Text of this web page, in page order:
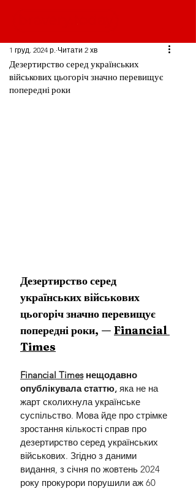
Дезертирство серед українських
військових цьогоріч значно перевищує
попередні роки
1 груд. 2024 р. Читати 2 хв
Дезертирство серед
українських військових
цьогоріч значно перевищує
попередні роки, — Financial
Times
Financial Times нещодавно
опублікувала статтю, яка не на
жарт сколихнула українське
суспільство. Мова йде про стрімке
зростання кількості справ про
дезертирство серед українських
військових. Згідно з даними
видання, з січня по жовтень 2024
року прокурори порушили аж 60